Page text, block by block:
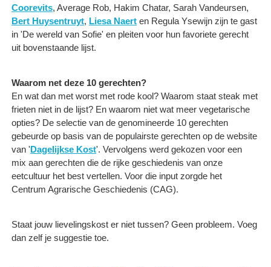
Coorevits, Average Rob, Hakim Chatar, Sarah Vandeursen,
Bert Huysentruyt, Liesa Naert en Regula Ysewijn zijn te gast
in 'De wereld van Sofie' en pleiten voor hun favoriete gerecht
uit bovenstaande lijst.
Waarom net deze 10 gerechten?
En wat dan met worst met rode kool? Waarom staat steak met
frieten niet in de lijst? En waarom niet wat meer vegetarische
opties? De selectie van de genomineerde 10 gerechten
gebeurde op basis van de populairste gerechten op de website
van 'Dagelijkse Kost'. Vervolgens werd gekozen voor een
mix aan gerechten die de rijke geschiedenis van onze
eetcultuur het best vertellen. Voor die input zorgde het
Centrum Agrarische Geschiedenis (CAG).
Staat jouw lievelingskost er niet tussen? Geen probleem. Voeg
dan zelf je suggestie toe.